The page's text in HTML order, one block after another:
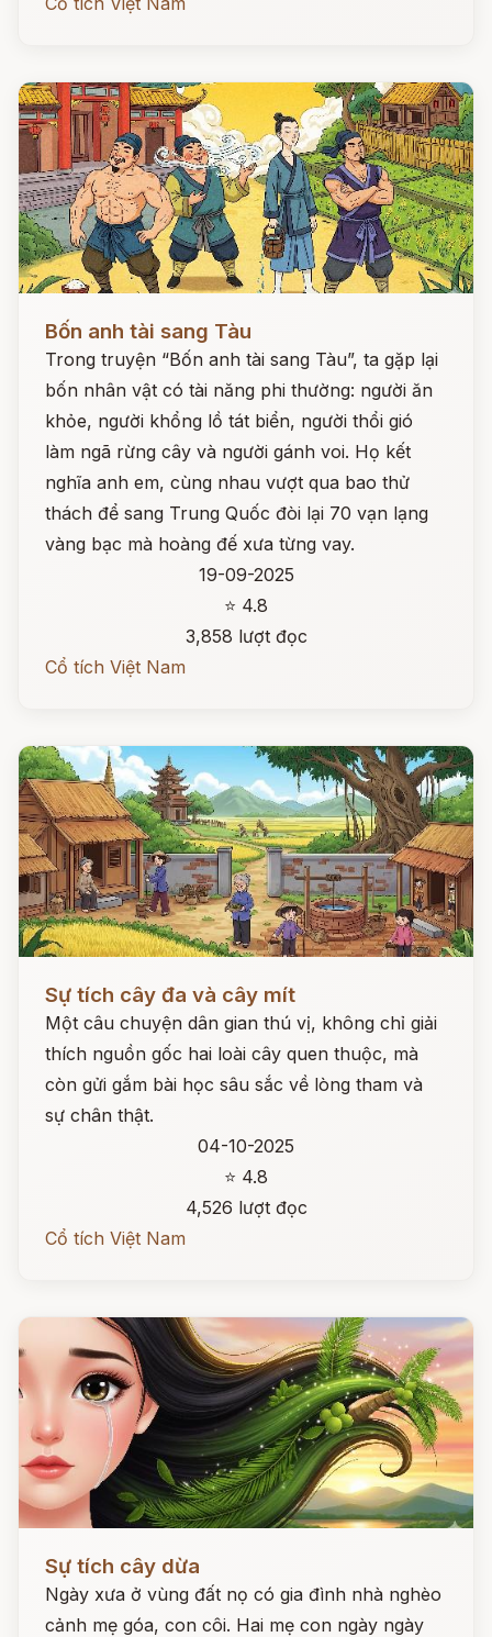
Đọc ngay
Bốn anh tài sang Tàu
Trong truyện “Bốn anh tài sang Tàu”, ta gặp lại
bốn nhân vật có tài năng phi thường: người ăn
khỏe, người khổng lồ tát biển, người thổi gió
làm ngã rừng cây và người gánh voi. Họ kết
nghĩa anh em, cùng nhau vượt qua bao thử
thách để sang Trung Quốc đòi lại 70 vạn lạng
vàng bạc mà hoàng đế xưa từng vay.
19-09-2025
⭐ 4.8
3,858 lượt đọc
Cổ tích Việt Nam
Sự tích cây đa và cây mít
Một câu chuyện dân gian thú vị, không chỉ giải
thích nguồn gốc hai loài cây quen thuộc, mà
còn gửi gắm bài học sâu sắc về lòng tham và
sự chân thật.
04-10-2025
⭐ 4.8
4,526 lượt đọc
Cổ tích Việt Nam
Sự tích cây dừa
Ngày xưa ở vùng đất nọ có gia đình nhà nghèo
cảnh mẹ góa, con côi. Hai mẹ con ngày ngày